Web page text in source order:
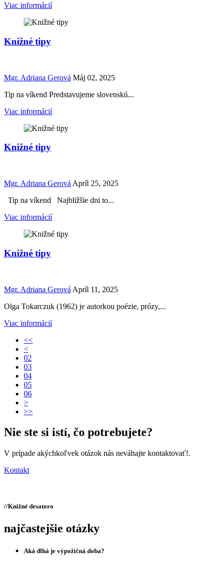
Viac informácií
Knižné tipy
Mgr. Adriana Gerová Máj 02, 2025
Tip na víkend Predstavujeme slovenskú...
Viac informácií
Knižné tipy
Mgr. Adriana Gerová Apríl 25, 2025
Tip na víkend Najbližšie dni to...
Viac informácií
Knižné tipy
Mgr. Adriana Gerová Apríl 11, 2025
Olga Tokarczuk (1962) je autorkou poézie, prózy,...
Viac informácií
<<
<
02
03
04
05
06
>
>>
Nie ste si istí, čo potrebujete?
V prípade akýchkoľvek otázok nás neváhajte kontaktovať!.
Kontakt
//Knižné desatoro
najčastejšie otázky
Aká dlhá je výpožičná doba?